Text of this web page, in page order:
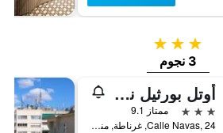
3 نجوم
3 نجوم
أوتل بورثيل ناباس
3 نجوم
ممتاز 9.1
Calle Navas, 24, غرناطة, منطقة أندلوسيا, أسبانيا